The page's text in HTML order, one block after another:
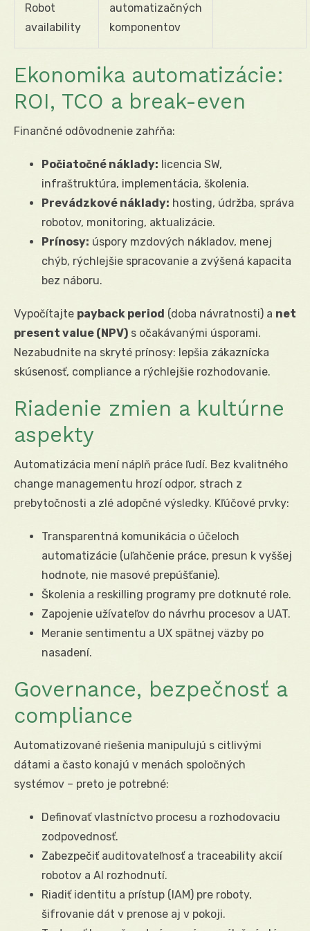
Robot
availability
automatizačných
komponentov
Ekonomika automatizácie:
ROI, TCO a break-even
Finančné odôvodnenie zahŕňa:
Počiatočné náklady: licencia SW,
infraštruktúra, implementácia, školenia.
Prevádzkové náklady: hosting, údržba, správa
robotov, monitoring, aktualizácie.
Prínosy: úspory mzdových nákladov, menej
chýb, rýchlejšie spracovanie a zvýšená kapacita
bez náboru.
Vypočítajte payback period (doba návratnosti) a net
present value (NPV) s očakávanými úsporami.
Nezabudnite na skryté prínosy: lepšia zákaznícka
skúsenosť, compliance a rýchlejšie rozhodovanie.
Riadenie zmien a kultúrne
aspekty
Automatizácia mení náplň práce ľudí. Bez kvalitného
change managementu hrozí odpor, strach z
prebytočnosti a zlé adopčné výsledky. Kľúčové prvky:
Transparentná komunikácia o účeloch
automatizácie (uľahčenie práce, presun k vyššej
hodnote, nie masové prepúšťanie).
Školenia a reskilling programy pre dotknuté role.
Zapojenie užívateľov do návrhu procesov a UAT.
Meranie sentimentu a UX spätnej väzby po
nasadení.
Governance, bezpečnosť a
compliance
Automatizované riešenia manipulujú s citlivými
dátami a často konajú v menách spoločných
systémov – preto je potrebné:
Definovať vlastníctvo procesu a rozhodovaciu
zodpovednosť.
Zabezpečiť auditovateľnosť a traceability akcií
robotov a AI rozhodnutí.
Riadiť identitu a prístup (IAM) pre roboty,
šifrovanie dát v prenose aj v pokoji.